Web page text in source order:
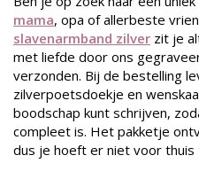
mama, opa of allerbeste
slavenarmband zilver zit je
met liefde door ons
verzonden. Bij de bestelling
zilverpoetsdoekje en
boodschap kunt schrijven,
compleet is. Het pakketje
dus je hoeft er niet voor thuis